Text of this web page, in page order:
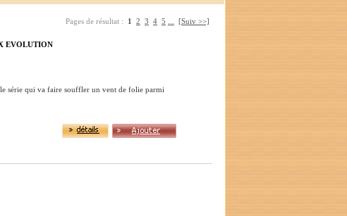
Pages de résultat : 1 2 3 4 5 [Suiv >>]
EVOLUTION
série qui va faire souffler un vent de folie parmi